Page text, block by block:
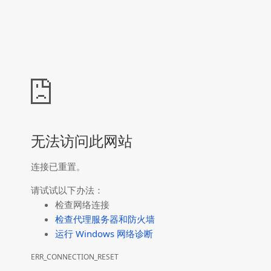
无法访问此网站
连接已重置。
请试试以下办法：
检查网络连接
检查代理服务器和防火墙
运行 Windows 网络诊断
ERR_CONNECTION_RESET